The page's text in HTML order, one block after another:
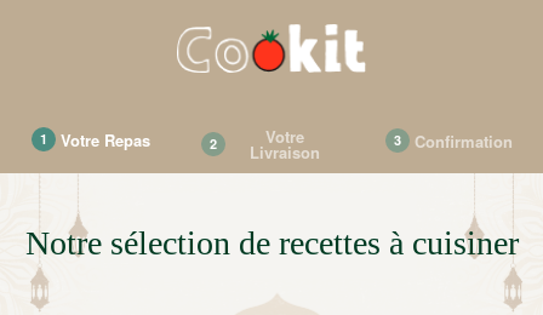
1 Votre Repas 2 Votre
Livraison
3 Confirmation
Notre sélection de recettes à cuisiner